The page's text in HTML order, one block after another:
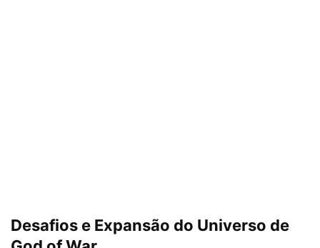
Desafios e Expansão do Universo de